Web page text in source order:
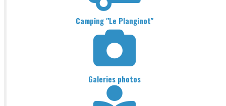
Camping "Le Planginot"
Galeries photos